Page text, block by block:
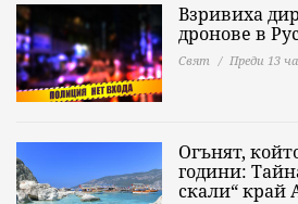
Взривиха
дронове в
Свят Преди 13
Огънят,
години:
скали“ край